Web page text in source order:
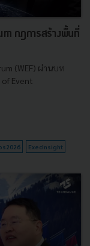
กฎการสร้างพื้นที่
(WEF) ผ่านบท
Event
ExecInsight